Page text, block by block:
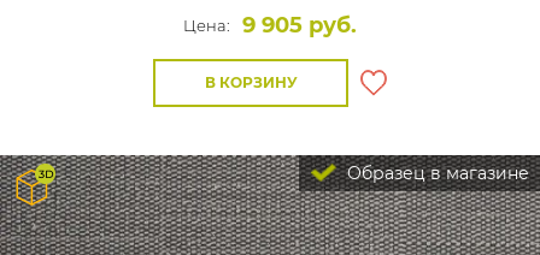
Цена:
9 905 руб.
В КОРЗИНУ
Образец в магазине